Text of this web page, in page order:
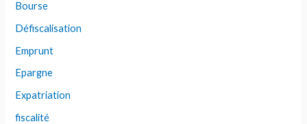
Bourse
Défiscalisation
Emprunt
Epargne
Expatriation
fiscalité